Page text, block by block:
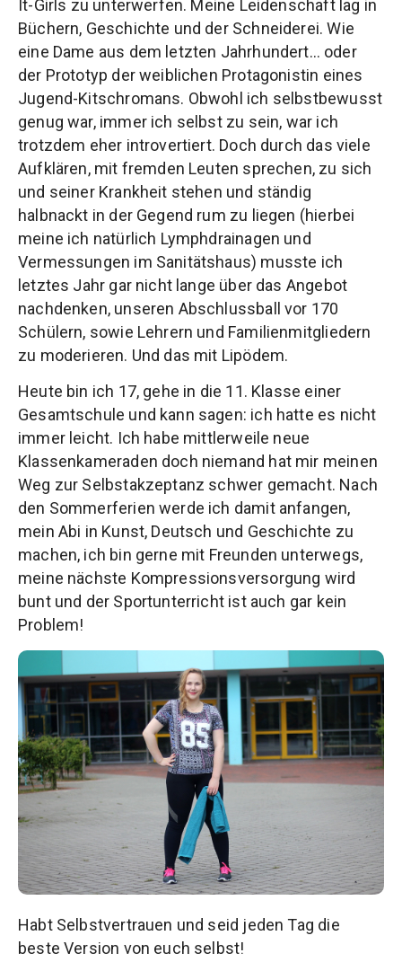
It-Girls zu unterwerfen. Meine Leidenschaft lag in
Büchern, Geschichte und der Schneiderei. Wie
eine Dame aus dem letzten Jahrhundert… oder
der Prototyp der weiblichen Protagonistin eines
Jugend-Kitschromans. Obwohl ich selbstbewusst
genug war, immer ich selbst zu sein, war ich
trotzdem eher introvertiert. Doch durch das viele
Aufklären, mit fremden Leuten sprechen, zu sich
und seiner Krankheit stehen und ständig
halbnackt in der Gegend rum zu liegen (hierbei
meine ich natürlich Lymphdrainagen und
Vermessungen im Sanitätshaus) musste ich
letztes Jahr gar nicht lange über das Angebot
nachdenken, unseren Abschlussball vor 170
Schülern, sowie Lehrern und Familienmitgliedern
zu moderieren. Und das mit Lipödem.
Heute bin ich 17, gehe in die 11. Klasse einer
Gesamtschule und kann sagen: ich hatte es nicht
immer leicht. Ich habe mittlerweile neue
Klassenkameraden doch niemand hat mir meinen
Weg zur Selbstakzeptanz schwer gemacht. Nach
den Sommerferien werde ich damit anfangen,
mein Abi in Kunst, Deutsch und Geschichte zu
machen, ich bin gerne mit Freunden unterwegs,
meine nächste Kompressionsversorgung wird
bunt und der Sportunterricht ist auch gar kein
Problem!
Habt Selbstvertrauen und seid jeden Tag die
beste Version von euch selbst!